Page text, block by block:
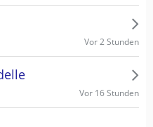
Vor 2 Stunden
Vor 16 Stunden